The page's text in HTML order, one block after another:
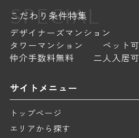
SPECIAL
こだわり条件特集
デザイナーズマンション
タワーマンション
ペット可
仲介手数料無料
二人入居可
サイトメニュー
トップページ
エリアから探す